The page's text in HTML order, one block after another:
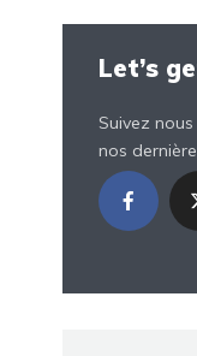
Let’s
Suivez
nos